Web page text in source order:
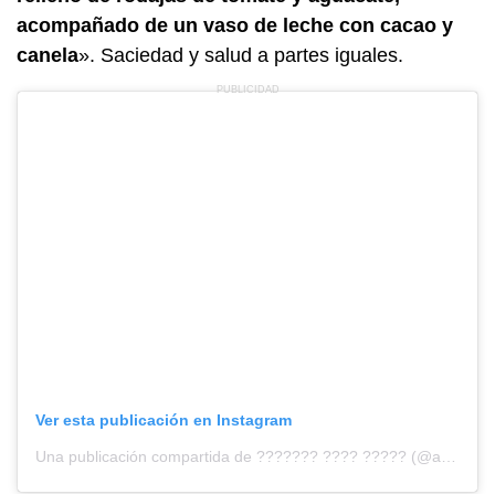
acompañado de un vaso de leche con cacao y
canela». Saciedad y salud a partes iguales.
Ver esta publicación en Instagram